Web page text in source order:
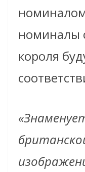
номиналы
короля